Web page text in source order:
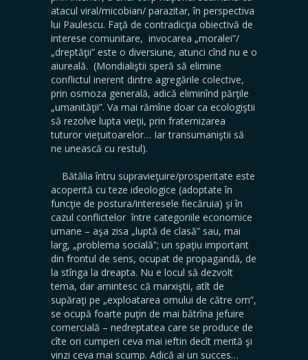
atacul viral/micobian/ parazitar, în perspectiva
lui Paulescu. Faţă de contradicţia obiectivă de
interese comunitare, invocarea „moralei”/
„dreptăţii” este o diversiune, atunci cînd nu e o
aiureală. (Mondialiştii speră să elimine
conflictul inerent dintre agregările colective,
prin osmoza generală, adică eliminînd părţile
„umanităţii”. Va mai rămîne doar ca ecologiştii
să rezolve lupta vieţii, prin fraternizarea
tuturor vieţuitoarelor… Iar transumaniştii să
ne unească cu restul).
Bătălia întru supravieţuire/prosperitate este
acoperită cu teze ideologice (adoptate în
funcţie de postura/interesele fiecăruia) şi în
cazul conflictelor între categoriile economice
umane – aşa zisa „luptă de clasă” sau, mai
larg, „problema socială”; un spaţiu important
din frontul de sens, ocupat de propagandă, de
la stînga la dreapta. Nu e locul să dezvolt
tema, dar amintesc că marxiştii, atît de
supăraţi pe „exploatarea omului de către om”,
se ocupă foarte puţin de mai bătrîna jefuire
comercială – nedreptatea care se produce de
cîte ori cumperi ceva mai ieftin decît merită şi
vinzi ceva mai scump. Adică ai un succes…